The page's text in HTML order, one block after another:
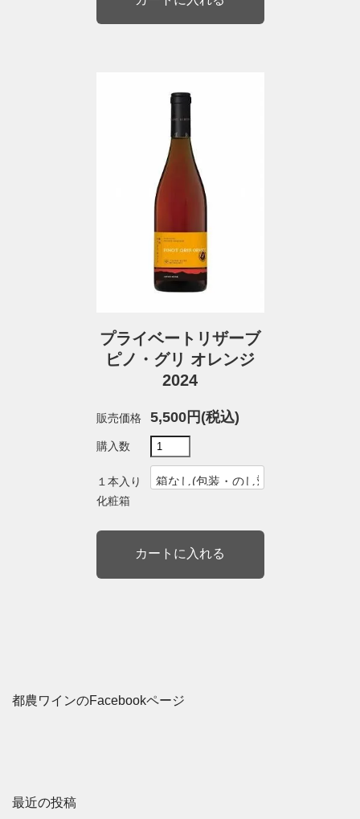
プライベートリザーブ
ピノ・グリ オレンジ
2024
販売価格 5,500円(税込)
購入数
１本入り
化粧箱
都農ワインのFacebookページ
最近の投稿